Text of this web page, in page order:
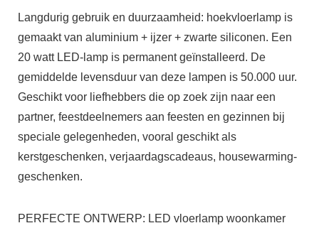
Langdurig gebruik en duurzaamheid: hoekvloerlamp is
gemaakt van aluminium + ijzer + zwarte siliconen. Een
20 watt LED-lamp is permanent geïnstalleerd. De
gemiddelde levensduur van deze lampen is 50.000 uur.
Geschikt voor liefhebbers die op zoek zijn naar een
partner, feestdeelnemers aan feesten en gezinnen bij
speciale gelegenheden, vooral geschikt als
kerstgeschenken, verjaardagscadeaus, housewarming-
geschenken.
PERFECTE ONTWERP: LED vloerlamp woonkamer